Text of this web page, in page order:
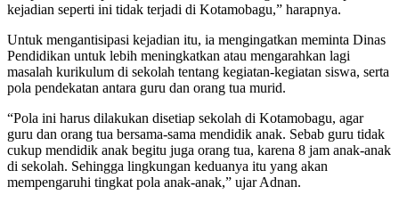
kejadian seperti ini tidak terjadi di Kotamobagu,” harapnya.
Untuk mengantisipasi kejadian itu, ia mengingatkan meminta Dinas
Pendidikan untuk lebih meningkatkan atau mengarahkan lagi
masalah kurikulum di sekolah tentang kegiatan-kegiatan siswa, serta
pola pendekatan antara guru dan orang tua murid.
“Pola ini harus dilakukan disetiap sekolah di Kotamobagu, agar
guru dan orang tua bersama-sama mendidik anak. Sebab guru tidak
cukup mendidik anak begitu juga orang tua, karena 8 jam anak-anak
di sekolah. Sehingga lingkungan keduanya itu yang akan
mempengaruhi tingkat pola anak-anak,” ujar Adnan.